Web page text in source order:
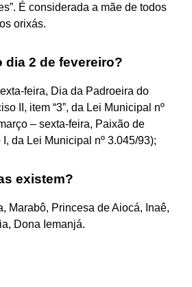
É considerada a mãe de todos
orixás.
dia 2 de fevereiro?
feira, Dia da Padroeira do
II, item “3”, da Lei Municipal nº
– sexta-feira, Paixão de
da Lei Municipal nº 3.045/93);
existem?
Marabô, Princesa de Aiocá, Inaê,
Dona Iemanjá.